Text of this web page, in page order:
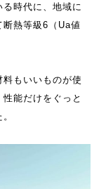
時代に、地域に
熱等級6（Ua値
もいいものが使
能だけをぐっと